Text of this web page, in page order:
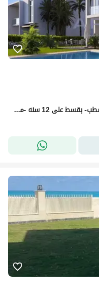
تاون هاوس للبيع فيو مميز على البحر -متشطب- بقسط على 12 سنه -مع مطور كبير -الساحل الشمالي